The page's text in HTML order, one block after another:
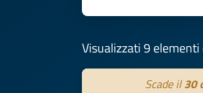
Visualizzati 9
Scade il30